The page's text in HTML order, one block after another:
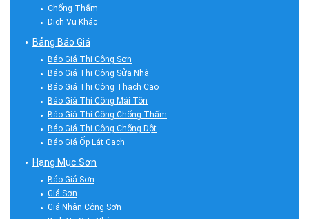
Chống Thấm
Dịch Vụ Khác
Bảng Báo Giá
Báo Giá Thi Công Sơn
Báo Giá Thi Công Sửa Nhà
Báo Giá Thi Công Thạch Cao
Báo Giá Thi Công Mái Tôn
Báo Giá Thi Công Chống Thấm
Báo Giá Thi Công Chống Dột
Báo Giá Ốp Lát Gạch
Hạng Mục Sơn
Báo Giá Sơn
Giá Sơn
Giá Nhân Công Sơn